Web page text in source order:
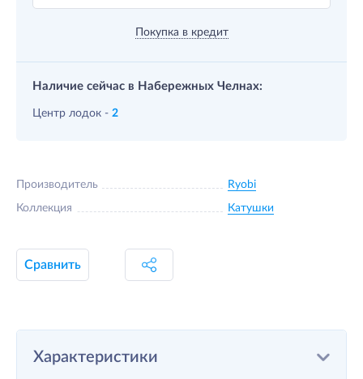
Покупка в кредит
Наличие сейчас в Набережных Челнах:
Центр лодок - 2
Производитель Ryobi
Коллекция Катушки
Сравнить
Характеристики